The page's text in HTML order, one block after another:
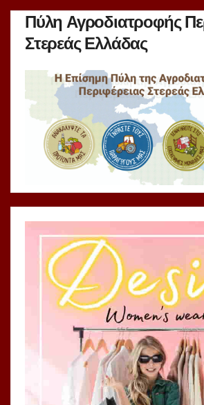
Πύλη Αγροδιατροφής
Στερεάς Ελλάδας